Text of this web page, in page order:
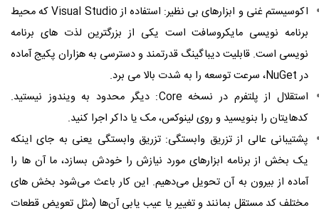
اکوسیستم غنی و ابزارهای بی ‌نظیر: استفاده از Visual Studio که محیط
برنامه‌ نویسی مایکروسافت است یکی از بزرگترین لذت ‌های برنامه‌
نویسی است. قابلیت دیباگینگ قدرتمند و دسترسی به هزاران پکیج آماده
در NuGet، سرعت توسعه را به شدت بالا می‌ برد.
استقلال از پلتفرم در نسخه Core: دیگر محدود به ویندوز نیستید.
کدهایتان را بنویسید و روی لینوکس، مک یا داکر اجرا کنید.
پشتیبانی عالی از تزریق وابستگی: تزریق وابستگی یعنی به جای اینکه
یک بخش از برنامه ابزارهای مورد نیازش را خودش بسازد، ما آن‌ ها را
آماده از بیرون به آن تحویل می‌دهیم. این کار باعث می‌شود بخش‌ های
مختلف کد مستقل بمانند و تغییر یا عیب ‌یابی آن‌ها (مثل تعویض قطعات